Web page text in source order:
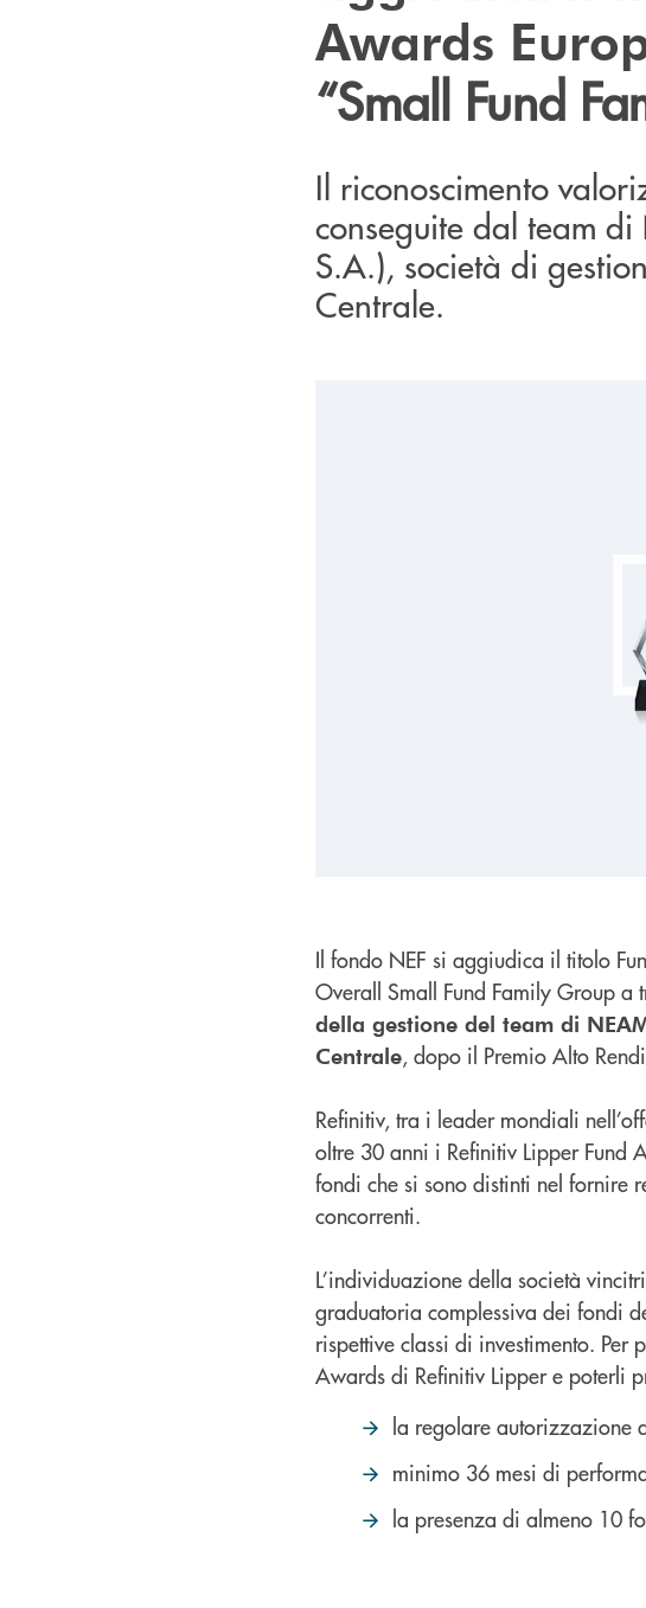
Awards
“Small Fund
Il riconoscimento
conseguite dal team
S.A.), società di
Centrale.
Il fondo NEF si aggiudica il titolo
Overall Small Fund Family Group
della gestione del team di
Centrale, dopo il Premio Alto
Refinitiv, tra i leader mondiali
oltre 30 anni i Refinitiv Lipper Fund
fondi che si sono distinti nel fornire
concorrenti.
L’individuazione della società
graduatoria complessiva dei fondi
rispettive classi di investimento.
Awards di Refinitiv Lipper e poterli
la regolare autorizzazione
minimo 36 mesi di
la presenza di almeno 10